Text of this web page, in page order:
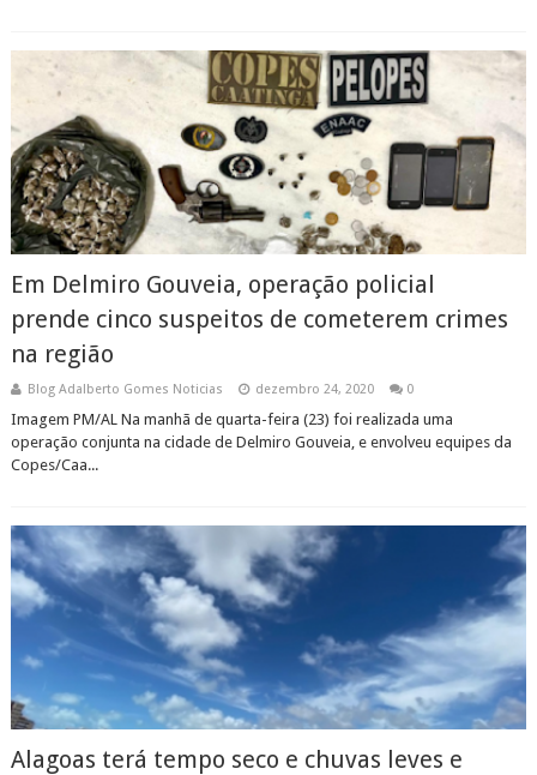
Em Delmiro Gouveia, operação policial
prende cinco suspeitos de cometerem crimes
na região
Blog Adalberto Gomes Noticias dezembro 24, 2020 0
Imagem PM/AL Na manhã de quarta-feira (23) foi realizada uma
operação conjunta na cidade de Delmiro Gouveia, e envolveu equipes da
Copes/Caa...
Alagoas terá tempo seco e chuvas leves e